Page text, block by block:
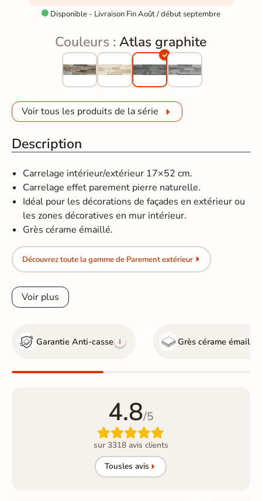
 Disponible - Livraison Fin Août / début septembre
Couleurs :Atlas graphite
Voir tous les produits de la série
Description
Carrelage intérieur/extérieur 17×52 cm.
Carrelage effet parement pierre naturelle.
Idéal pour les décorations de façades en extérieur ou
les zones décoratives en mur intérieur.
Grès cérame émaillé.
Découvrez toute la gamme de Parement extérieur
Voir plus
Garantie Anti-casse Grès cérame émaillé
4.8/5

sur 3318 avis clients
Tousles avis